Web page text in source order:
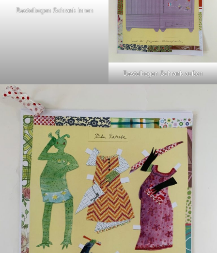
Bastelbogen Schrank innen
Bastelbogen Schrank außen